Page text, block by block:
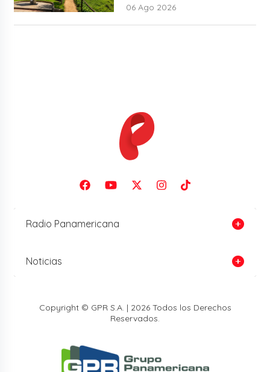
06 Ago 2026
Radio Panamericana
Noticias
Copyright © GPR S.A. | 2026 Todos los Derechos
Reservados.